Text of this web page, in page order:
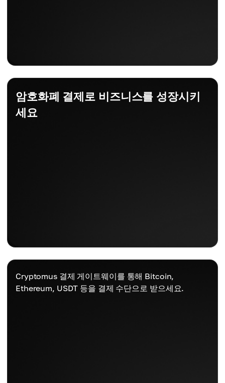
암호화폐 결제로 비즈니스를 성장시키
세요
Cryptomus 결제 게이트웨이를 통해 Bitcoin,
Ethereum, USDT 등을 결제 수단으로 받으세요.